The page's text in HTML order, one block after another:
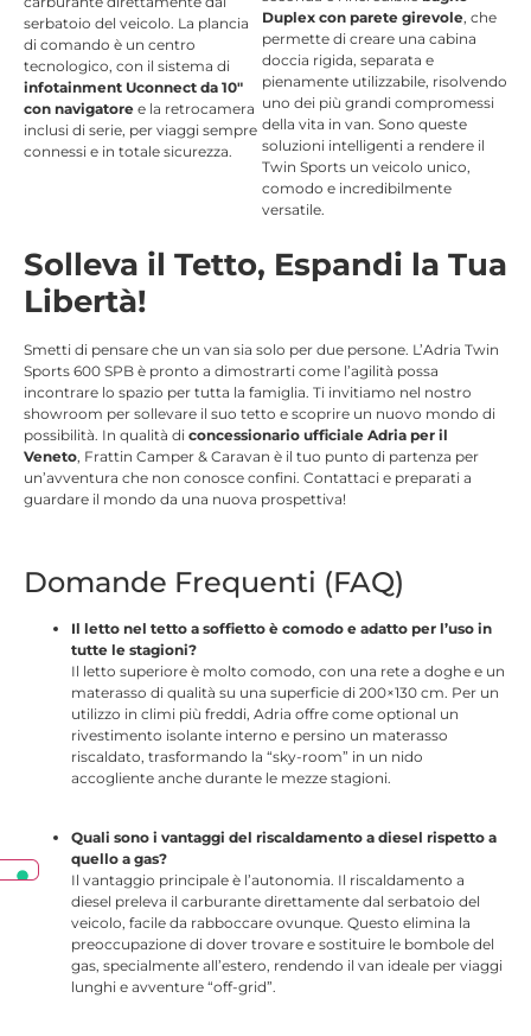
serbatoio del veicolo. La plancia
di comando è un centro
tecnologico, con il sistema di
infotainment Uconnect da 10″
con navigatore e la retrocamera
inclusi di serie, per viaggi sempre
connessi e in totale sicurezza.
Duplex con parete girevole, che
permette di creare una cabina
doccia rigida, separata e
pienamente utilizzabile, risolvendo
uno dei più grandi compromessi
della vita in van. Sono queste
soluzioni intelligenti a rendere il
Twin Sports un veicolo unico,
comodo e incredibilmente
versatile.
Solleva il Tetto, Espandi la Tua
Libertà!
Smetti di pensare che un van sia solo per due persone. L’Adria Twin
Sports 600 SPB è pronto a dimostrarti come l’agilità possa
incontrare lo spazio per tutta la famiglia. Ti invitiamo nel nostro
showroom per sollevare il suo tetto e scoprire un nuovo mondo di
possibilità. In qualità di concessionario ufficiale Adria per il
Veneto, Frattin Camper & Caravan è il tuo punto di partenza per
un’avventura che non conosce confini. Contattaci e preparati a
guardare il mondo da una nuova prospettiva!
Domande Frequenti (FAQ)
Il letto nel tetto a soffietto è comodo e adatto per l’uso in
tutte le stagioni?
Il letto superiore è molto comodo, con una rete a doghe e un
materasso di qualità su una superficie di 200×130 cm. Per un
utilizzo in climi più freddi, Adria offre come optional un
rivestimento isolante interno e persino un materasso
riscaldato, trasformando la “sky-room” in un nido
accogliente anche durante le mezze stagioni.
Quali sono i vantaggi del riscaldamento a diesel rispetto a
quello a gas?
Il vantaggio principale è l’autonomia. Il riscaldamento a
diesel preleva il carburante direttamente dal serbatoio del
veicolo, facile da rabboccare ovunque. Questo elimina la
preoccupazione di dover trovare e sostituire le bombole del
gas, specialmente all’estero, rendendo il van ideale per viaggi
lunghi e avventure “off-grid”.